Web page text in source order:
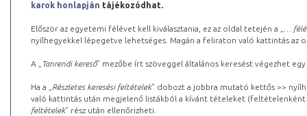
karok honlapján tájékozódhat.
Először az egyetemi félévet kell kiválasztania, ez az oldal tetején a „
…
nyílhegyekkel lépegetve lehetséges. Magán a feliraton való kattintás az
A „ Tanrendi kereső” mezőbe írt szöveggel általános keresést végezhet
Ha a „ Részletes keresési feltételek” dobozt a jobbra mutató kettős >>
való kattintás után megjelenő listákból a kívánt tételeket (feltételenként
feltételek” rész után ellenőrizheti.